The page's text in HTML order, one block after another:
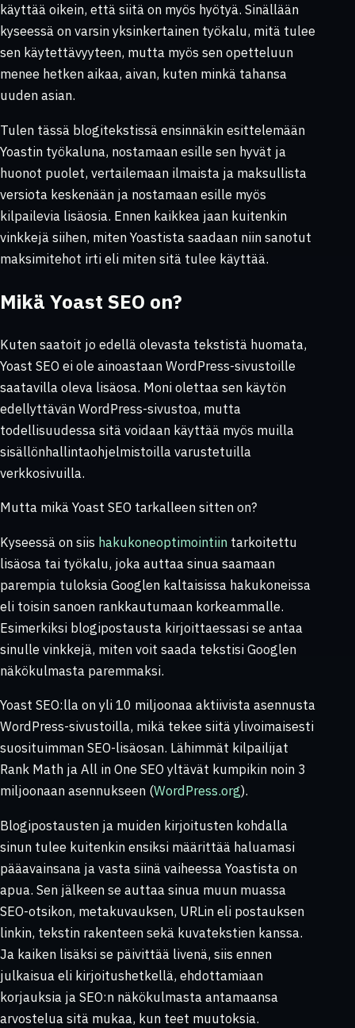
käyttää oikein, että siitä on myös hyötyä. Sinällään
kyseessä on varsin yksinkertainen työkalu, mitä tulee
sen käytettävyyteen, mutta myös sen opetteluun
menee hetken aikaa, aivan, kuten minkä tahansa
uuden asian.
Tulen tässä blogitekstissä ensinnäkin esittelemään
Yoastin työkaluna, nostamaan esille sen hyvät ja
huonot puolet, vertailemaan ilmaista ja maksullista
versiota keskenään ja nostamaan esille myös
kilpailevia lisäosia. Ennen kaikkea jaan kuitenkin
vinkkejä siihen, miten Yoastista saadaan niin sanotut
maksimitehot irti eli miten sitä tulee käyttää.
Mikä Yoast SEO on?
Kuten saatoit jo edellä olevasta tekstistä huomata,
Yoast SEO ei ole ainoastaan WordPress-sivustoille
saatavilla oleva lisäosa. Moni olettaa sen käytön
edellyttävän WordPress-sivustoa, mutta
todellisuudessa sitä voidaan käyttää myös muilla
sisällönhallintaohjelmistoilla varustetuilla
verkkosivuilla.
Mutta mikä Yoast SEO tarkalleen sitten on?
Kyseessä on siis hakukoneoptimointiin tarkoitettu
lisäosa tai työkalu, joka auttaa sinua saamaan
parempia tuloksia Googlen kaltaisissa hakukoneissa
eli toisin sanoen rankkautumaan korkeammalle.
Esimerkiksi blogipostausta kirjoittaessasi se antaa
sinulle vinkkejä, miten voit saada tekstisi Googlen
näkökulmasta paremmaksi.
Yoast SEO:lla on yli 10 miljoonaa aktiivista asennusta
WordPress-sivustoilla, mikä tekee siitä ylivoimaisesti
suosituimman SEO-lisäosan. Lähimmät kilpailijat
Rank Math ja All in One SEO yltävät kumpikin noin 3
miljoonaan asennukseen (WordPress.org).
Blogipostausten ja muiden kirjoitusten kohdalla
sinun tulee kuitenkin ensiksi määrittää haluamasi
pääavainsana ja vasta siinä vaiheessa Yoastista on
apua. Sen jälkeen se auttaa sinua muun muassa
SEO-otsikon, metakuvauksen, URLin eli postauksen
linkin, tekstin rakenteen sekä kuvatekstien kanssa.
Ja kaiken lisäksi se päivittää livenä, siis ennen
julkaisua eli kirjoitushetkellä, ehdottamiaan
korjauksia ja SEO:n näkökulmasta antamaansa
arvostelua sitä mukaa, kun teet muutoksia.